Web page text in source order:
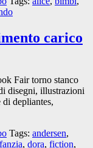
carico
Fair torno stanco
disegni, illustrazioni
depliantes,
Tags: andersen,
, dora, fiction,